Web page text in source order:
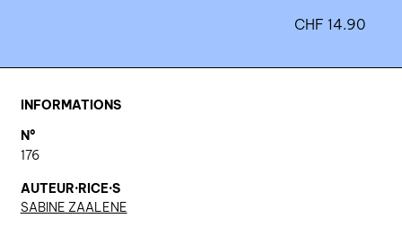
qui sommes-nous? ↓
CHF 14.90
INFORMATIONS
N°
176
AUTEUR·RICE·S
SABINE ZAALENE